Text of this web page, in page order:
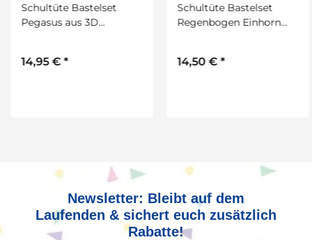
Schultüte Bastelset
Pegasus aus 3D
URSUS, inkl.
14,95 €*
Schultüte Bastelset
Regenbogen Einhorn
GRATIS
14,50 €*
Newsletter: Bleibt auf dem
Laufenden & sichert euch zusätzlich
Rabatte!